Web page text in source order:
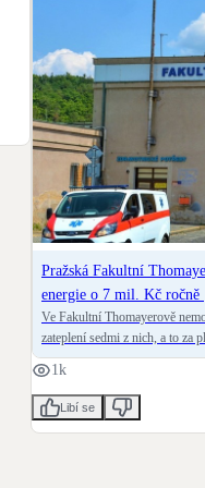
Pražská Fakultní
energie o 7 mil. Kč
Ve Fakultní Thomayerově
zateplení sedmi z nich, a to za
každoročně náklady na
kterým je konsorcium
500 tunám CO2. Investiční
1k
Libí se